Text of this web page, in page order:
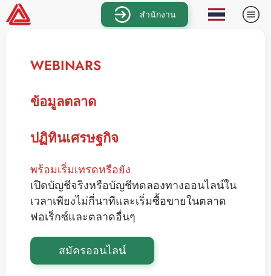
สำนักงาน
WEBINARS
ข้อมูลตลาด
ปฏิทินเศรษฐกิจ
พร้อมเริ่มเทรดหรือยัง
เปิดบัญชีจริงหรือบัญชีทดลองทางออนไลน์ใน
เวลาเพียงไม่กี่นาทีและเริ่มซื้อขายในตลาด
ฟอเร็กซ์และตลาดอื่นๆ
สมัครออนไลน์